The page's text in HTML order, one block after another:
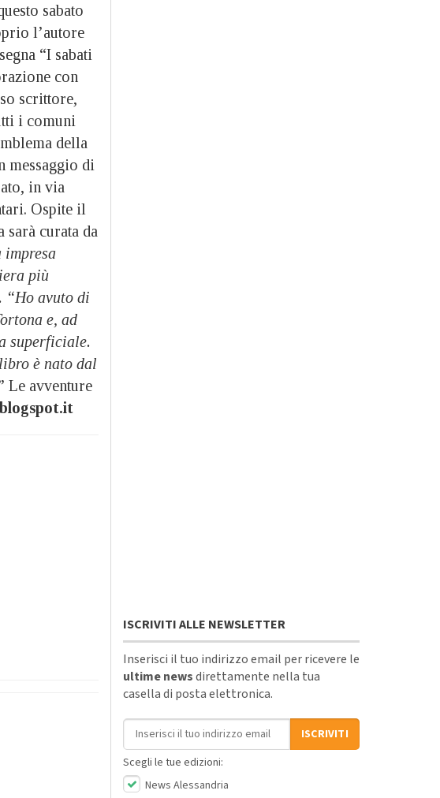
sabato
l’autore
“I sabati
con
scrittore,
i comuni
della
messaggio di
in via
Ospite il
curata da
impresa
più
“Ho avuto di
e, ad
superficiale.
è nato dal
Le avventure
ISCRIVITI ALLE NEWSLETTER
Inserisci il tuo indirizzo email per ricevere le
ultime newsdirettamente nella tua
casella di posta elettronica.
Indirizzo email
ISCRIVITI
Scegli le tue edizioni:
News Alessandria